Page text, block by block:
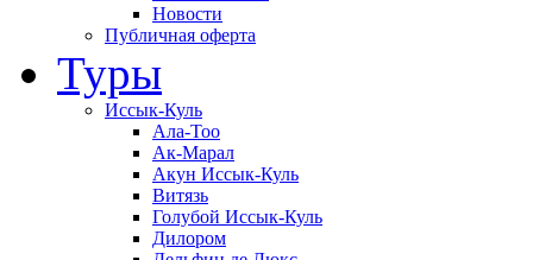
Новости
Публичная оферта
Туры
Иссык-Куль
Ала-Тоо
Ак-Марал
Акун Иссык-Куль
Витязь
Голубой Иссык-Куль
Дилором